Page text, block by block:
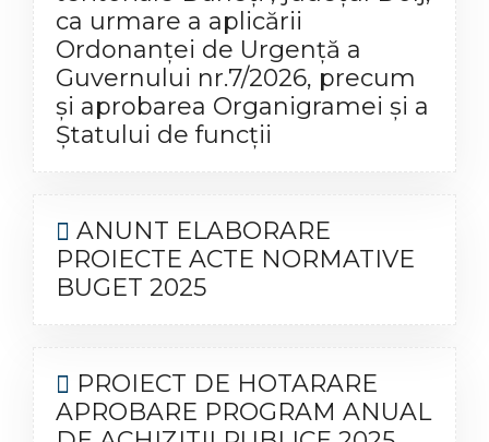
ca urmare a aplicării
Ordonanței de Urgență a
Guvernului nr.7/2026, precum
și aprobarea Organigramei și a
Ștatului de funcții
ANUNT ELABORARE
PROIECTE ACTE NORMATIVE
BUGET 2025
PROIECT DE HOTARARE
APROBARE PROGRAM ANUAL